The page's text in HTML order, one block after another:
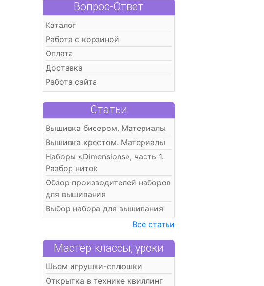
Вопрос-Ответ
Каталог
Работа с корзиной
Оплата
Доставка
Работа сайта
Статьи
Вышивка бисером. Материалы
Вышивка крестом. Материалы
Наборы «Dimensions», часть 1.
Разбор ниток
Обзор производителей наборов
для вышивания
Выбор набора для вышивания
Все статьи
Мастер-классы, уроки
Шьем игрушки-сплюшки
Открытка в технике квиллинг